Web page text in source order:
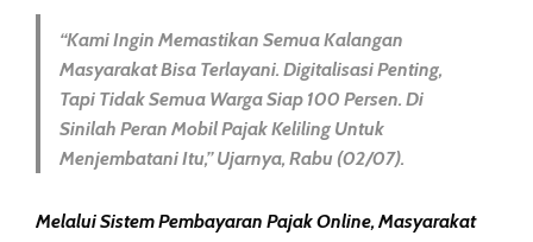
“Kami Ingin Memastikan Semua Kalangan
Masyarakat Bisa Terlayani. Digitalisasi Penting,
Tapi Tidak Semua Warga Siap 100 Persen. Di
Sinilah Peran Mobil Pajak Keliling Untuk
Menjembatani Itu,” Ujarnya, Rabu (02/07).
Melalui Sistem Pembayaran Pajak Online, Masyarakat